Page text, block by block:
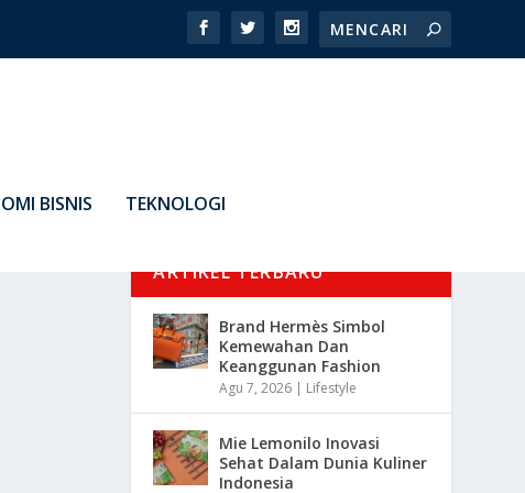
BISNIS TEKNOLOGI
ARTIKEL TERBARU
Brand Hermès Simbol
Kemewahan Dan
Keanggunan Fashion
Agu 7, 2026 | Lifestyle
Mie Lemonilo Inovasi
Sehat Dalam Dunia Kuliner
Indonesia